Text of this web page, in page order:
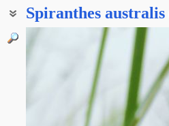
Spiranthes australis
Скрученник приятный